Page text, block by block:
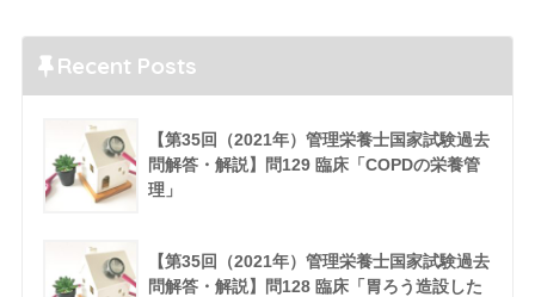
Recent Posts
【第35回（2021年）管理栄養士国家試験過去
問解答・解説】問129 臨床「COPDの栄養管
理」
【第35回（2021年）管理栄養士国家試験過去
問解答・解説】問128 臨床「胃ろう造設した